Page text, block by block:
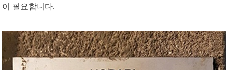
이 필요합니다.